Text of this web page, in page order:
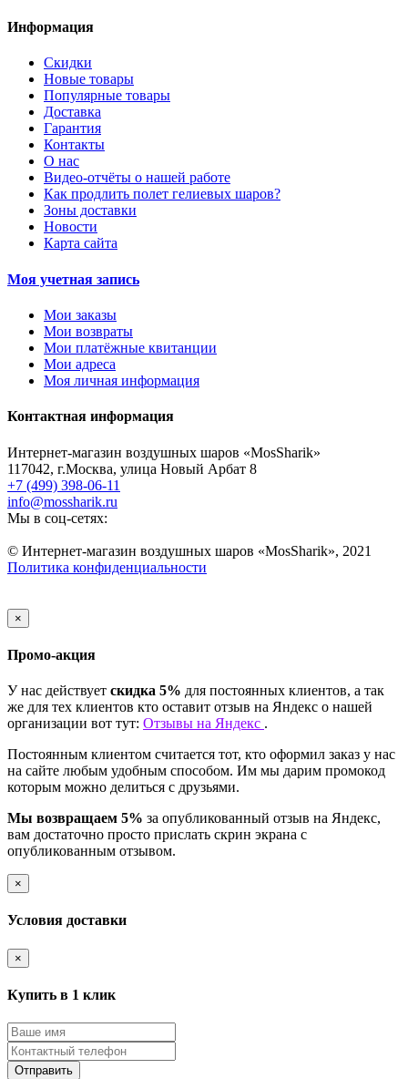
Информация
Скидки
Новые товары
Популярные товары
Доставка
Гарантия
Контакты
О нас
Видео-отчёты о нашей работе
Как продлить полет гелиевых шаров?
Зоны доставки
Новости
Карта сайта
Моя учетная запись
Мои заказы
Мои возвраты
Мои платёжные квитанции
Мои адреса
Моя личная информация
Контактная информация
Интернет-магазин воздушных шаров «MosSharik»
117042, г.Москва, улица Новый Арбат 8
+7 (499) 398-06-11
info@mossharik.ru
Мы в соц-сетях:
© Интернет-магазин воздушных шаров «MosSharik», 2021
Политика конфиденциальности
×
Промо-акция
У нас действует скидка 5% для постоянных клиентов, а так
же для тех клиентов кто оставит отзыв на Яндекс о нашей
организации вот тут: Отзывы на Яндекс .
Постоянным клиентом считается тот, кто оформил заказ у нас
на сайте любым удобным способом. Им мы дарим промокод
которым можно делиться с друзьями.
Мы возвращаем 5% за опубликованный отзыв на Яндекс,
вам достаточно просто прислать скрин экрана с
опубликованным отзывом.
×
Условия доставки
×
Купить в 1 клик
Отправить